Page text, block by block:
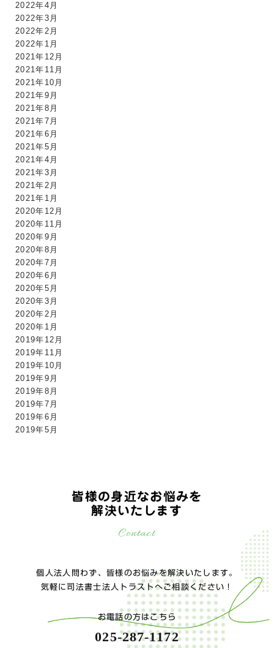
2022年4月
2022年3月
2022年2月
2022年1月
2021年12月
2021年11月
2021年10月
2021年9月
2021年8月
2021年7月
2021年6月
2021年5月
2021年4月
2021年3月
2021年2月
2021年1月
2020年12月
2020年11月
2020年9月
2020年8月
2020年7月
2020年6月
2020年5月
2020年3月
2020年2月
2020年1月
2019年12月
2019年11月
2019年10月
2019年9月
2019年8月
2019年7月
2019年6月
2019年5月
皆様の身近なお悩みを
解決いたします
Contact
個人法人問わず、皆様のお悩みを解決いたします。
気軽に司法書士法人トラストへご相談ください！
お電話の方はこちら
025-287-1172